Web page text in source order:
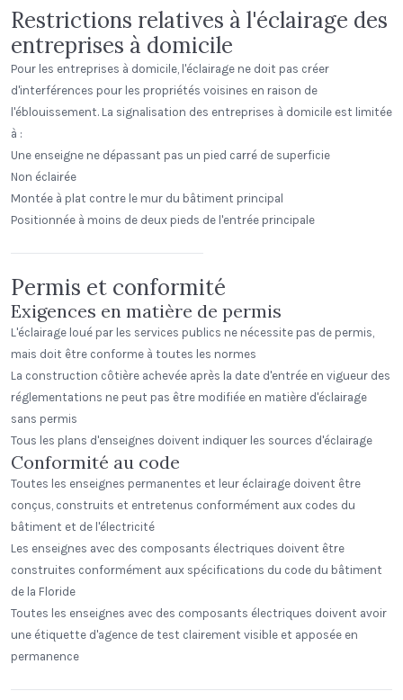
Restrictions relatives à l'éclairage des
entreprises à domicile
Pour les entreprises à domicile, l'éclairage ne doit pas créer
d'interférences pour les propriétés voisines en raison de
l'éblouissement. La signalisation des entreprises à domicile est limitée
à :
Une enseigne ne dépassant pas un pied carré de superficie
Non éclairée
Montée à plat contre le mur du bâtiment principal
Positionnée à moins de deux pieds de l'entrée principale
Peak Beverage Liquor Store
Permis et conformité
Exigences en matière de permis
L'éclairage loué par les services publics ne nécessite pas de permis,
mais doit être conforme à toutes les normes
La construction côtière achevée après la date d'entrée en vigueur des
réglementations ne peut pas être modifiée en matière d'éclairage
sans permis
Tous les plans d'enseignes doivent indiquer les sources d'éclairage
Conformité au code
Toutes les enseignes permanentes et leur éclairage doivent être
conçus, construits et entretenus conformément aux codes du
bâtiment et de l'électricité
Les enseignes avec des composants électriques doivent être
construites conformément aux spécifications du code du bâtiment
de la Floride
Toutes les enseignes avec des composants électriques doivent avoir
une étiquette d'agence de test clairement visible et apposée en
permanence